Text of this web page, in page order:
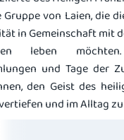
von Laien, die
in Gemeinschaft mit
leben
und Tage der
den Geist des
und im Alltag